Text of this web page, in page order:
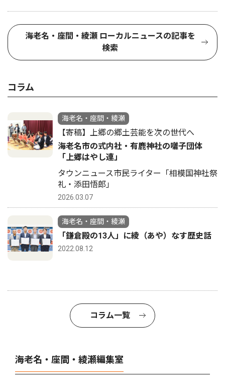
海老名・座間・綾瀬 ローカルニュースの記事を
検索
コラム
海老名・座間・綾瀬
【寄稿】上郷の郷土芸能を次の世代へ
海老名市の式内社・有鹿神社の囃子団体
「上郷はやし連」
タウンニュース市民ライター「相模国神社祭
礼・添田悟郎」
2026.03.07
海老名・座間・綾瀬
「鎌倉殿の13人」に綾（あや）なす歴史話
2022.08.12
コラム一覧
海老名・座間・綾瀬編集室